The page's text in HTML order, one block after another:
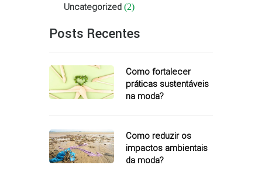
Uncategorized (2)
Posts Recentes
Como fortalecer
práticas sustentáveis
na moda?
Como reduzir os
impactos ambientais
da moda?